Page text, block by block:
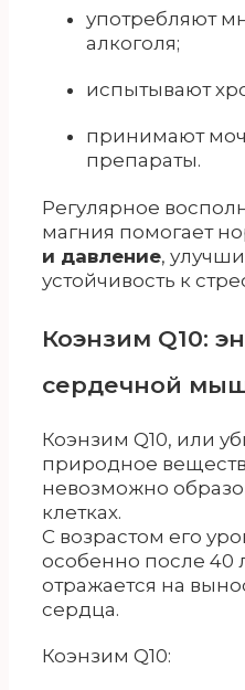
употребляют
алкоголя;
испытывают
принимают
препараты.
Регулярное
магния помогает
и давление,
устойчивость к
Коэнзим Q10:
сердечной
Коэнзим Q10, или
природное
невозможно
клетках.
С возрастом его
особенно после 40
отражается на
сердца.
Коэнзим Q10: